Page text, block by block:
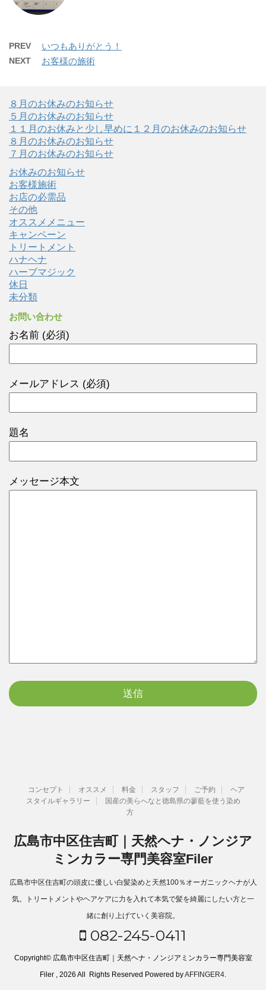
PREV いつもありがとう！
NEXT お客様の施術
８月のお休みのお知らせ
５月のお休みのお知らせ
１１月のお休みと少し早めに１２月のお休みのお知らせ
８月のお休みのお知らせ
７月のお休みのお知らせ
お休みのお知らせ
お客様施術
お店の必需品
その他
オススメメニュー
キャンペーン
トリートメント
ハナヘナ
ハーブマジック
休日
未分類
お問い合わせ
お名前 (必須)
メールアドレス (必須)
題名
メッセージ本文
コンセプト オススメ 料金 スタッフ ご予約
ヘア
スタイルギャラリー
国産の美らへなと徳島県の蓼藍を使う染め
方
広島市中区住吉町｜天然ヘナ・ノンジア
ミンカラー専門美容室Filer
広島市中区住吉町の頭皮に優しい白髪染めと天然100％オーガニックヘナが人
気。トリートメントやヘアケアに力を入れて本気で髪を綺麗にしたい方と一
緒に創り上げていく美容院。
082-245-0411
Copyright© 広島市中区住吉町｜天然ヘナ・ノンジアミンカラー専門美容室
Filer , 2026 All Rights Reserved Powered byAFFINGER4